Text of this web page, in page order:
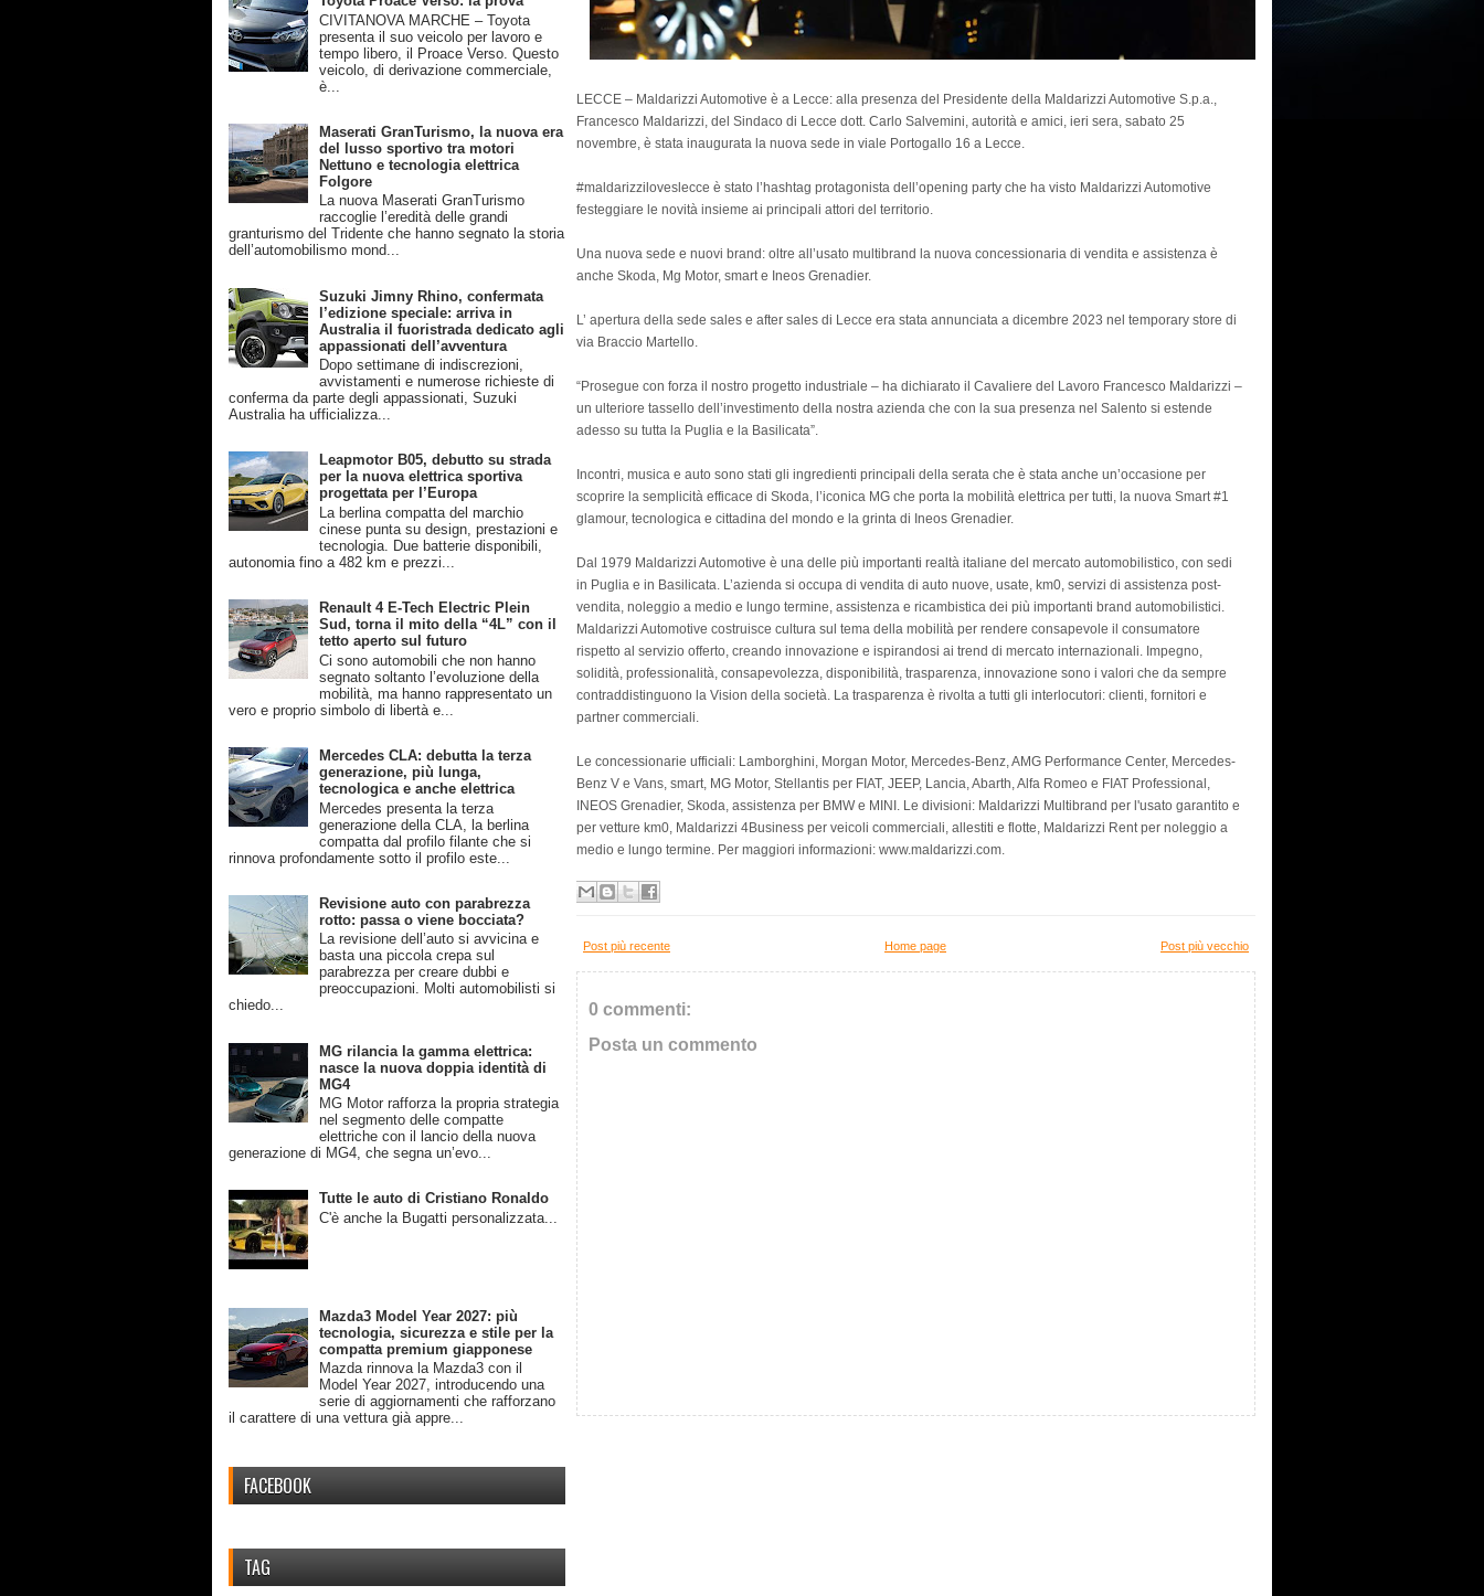
CIVITANOVA MARCHE – Toyota
presenta il suo veicolo per lavoro e
tempo libero, il Proace Verso. Questo
veicolo, di derivazione commerciale,
è...
Maserati GranTurismo, la nuova era
del lusso sportivo tra motori
Nettuno e tecnologia elettrica
Folgore
La nuova Maserati GranTurismo
raccoglie l’eredità delle grandi
granturismo del Tridente che hanno segnato la storia
dell’automobilismo mond...
Suzuki Jimny Rhino, confermata
l’edizione speciale: arriva in
Australia il fuoristrada dedicato agli
appassionati dell’avventura
Dopo settimane di indiscrezioni,
avvistamenti e numerose richieste di
conferma da parte degli appassionati, Suzuki
Australia ha ufficializza...
Leapmotor B05, debutto su strada
per la nuova elettrica sportiva
progettata per l’Europa
La berlina compatta del marchio
cinese punta su design, prestazioni e
tecnologia. Due batterie disponibili,
autonomia fino a 482 km e prezzi...
Renault 4 E-Tech Electric Plein
Sud, torna il mito della “4L” con il
tetto aperto sul futuro
Ci sono automobili che non hanno
segnato soltanto l’evoluzione della
mobilità, ma hanno rappresentato un
vero e proprio simbolo di libertà e...
Mercedes CLA: debutta la terza
generazione, più lunga,
tecnologica e anche elettrica
Mercedes presenta la terza
generazione della CLA, la berlina
compatta dal profilo filante che si
rinnova profondamente sotto il profilo este...
Revisione auto con parabrezza
rotto: passa o viene bocciata?
La revisione dell’auto si avvicina e
basta una piccola crepa sul
parabrezza per creare dubbi e
preoccupazioni. Molti automobilisti si
chiedo...
MG rilancia la gamma elettrica:
nasce la nuova doppia identità di
MG4
MG Motor rafforza la propria strategia
nel segmento delle compatte
elettriche con il lancio della nuova
generazione di MG4, che segna un’evo...
Tutte le auto di Cristiano Ronaldo
C'è anche la Bugatti personalizzata...
Mazda3 Model Year 2027: più
tecnologia, sicurezza e stile per la
compatta premium giapponese
Mazda rinnova la Mazda3 con il
Model Year 2027, introducendo una
serie di aggiornamenti che rafforzano
il carattere di una vettura già appre...
FACEBOOK
TAG
LECCE – Maldarizzi Automotive è a Lecce: alla presenza del Presidente della Maldarizzi Automotive S.p.a.,
Francesco Maldarizzi, del Sindaco di Lecce dott. Carlo Salvemini, autorità e amici, ieri sera, sabato 25
novembre, è stata inaugurata la nuova sede in viale Portogallo 16 a Lecce.
#maldarizziloveslecce è stato l’hashtag protagonista dell’opening party che ha visto Maldarizzi Automotive
festeggiare le novità insieme ai principali attori del territorio.
Una nuova sede e nuovi brand: oltre all’usato multibrand la nuova concessionaria di vendita e assistenza è
anche Skoda, Mg Motor, smart e Ineos Grenadier.
L’ apertura della sede sales e after sales di Lecce era stata annunciata a dicembre 2023 nel temporary store di
via Braccio Martello.
“Prosegue con forza il nostro progetto industriale – ha dichiarato il Cavaliere del Lavoro Francesco Maldarizzi –
un ulteriore tassello dell’investimento della nostra azienda che con la sua presenza nel Salento si estende
adesso su tutta la Puglia e la Basilicata”.
Incontri, musica e auto sono stati gli ingredienti principali della serata che è stata anche un’occasione per
scoprire la semplicità efficace di Skoda, l’iconica MG che porta la mobilità elettrica per tutti, la nuova Smart #1
glamour, tecnologica e cittadina del mondo e la grinta di Ineos Grenadier.
Dal 1979 Maldarizzi Automotive è una delle più importanti realtà italiane del mercato automobilistico, con sedi
in Puglia e in Basilicata. L’azienda si occupa di vendita di auto nuove, usate, km0, servizi di assistenza post-
vendita, noleggio a medio e lungo termine, assistenza e ricambistica dei più importanti brand automobilistici.
Maldarizzi Automotive costruisce cultura sul tema della mobilità per rendere consapevole il consumatore
rispetto al servizio offerto, creando innovazione e ispirandosi ai trend di mercato internazionali. Impegno,
solidità, professionalità, consapevolezza, disponibilità, trasparenza, innovazione sono i valori che da sempre
contraddistinguono la Vision della società. La trasparenza è rivolta a tutti gli interlocutori: clienti, fornitori e
partner commerciali.
Le concessionarie ufficiali: Lamborghini, Morgan Motor, Mercedes-Benz, AMG Performance Center, Mercedes-
Benz V e Vans, smart, MG Motor, Stellantis per FIAT, JEEP, Lancia, Abarth, Alfa Romeo e FIAT Professional,
INEOS Grenadier, Skoda, assistenza per BMW e MINI. Le divisioni: Maldarizzi Multibrand per l'usato garantito e
per vetture km0, Maldarizzi 4Business per veicoli commerciali, allestiti e flotte, Maldarizzi Rent per noleggio a
medio e lungo termine. Per maggiori informazioni: www.maldarizzi.com.
Post più recente Post più vecchio
Home page
0 commenti:
Posta un commento